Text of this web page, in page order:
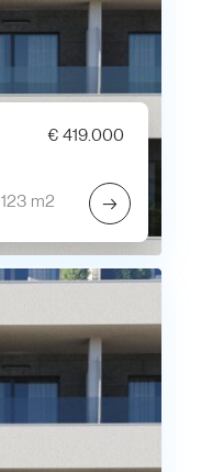
€ 419.000
123 m2 →